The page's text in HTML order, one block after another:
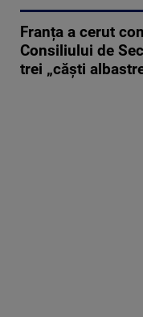
Franța a cerut
Consiliului de
trei „căști